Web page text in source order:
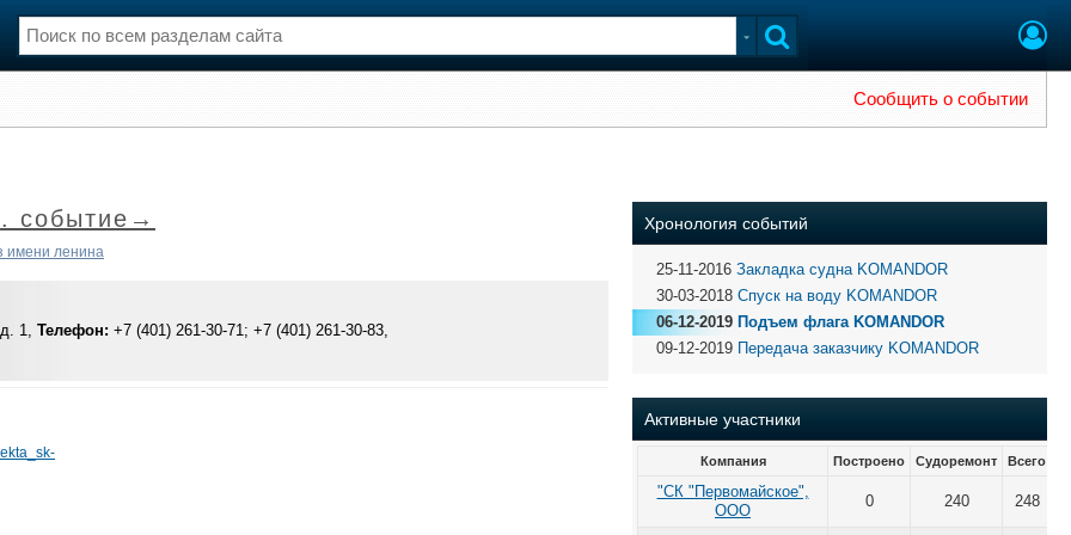
Флот
Сообщить о событии
событие→
имени ленина
1, Телефон: +7 (401) 261-30-71; +7 (401) 261-30-83,
Хронология событий
25-11-2016 Закладка судна KOMANDOR
30-03-2018 Спуск на воду KOMANDOR
06-12-2019 Подъем флага KOMANDOR
09-12-2019 Передача заказчику KOMANDOR
Активные участники
Компания Построено Судоремонт Всего
"СК "Первомайское",
ООО
0 240 248